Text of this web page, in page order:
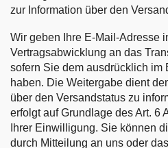
zur Information über den
Wir geben Ihre E-Mail-Adresse
Vertragsabwicklung an das
sofern Sie dem ausdrücklich im
haben. Die Weitergabe dient
über den Versandstatus zu
erfolgt auf Grundlage des Art. 6
Ihrer Einwilligung. Sie können
durch Mitteilung an uns oder